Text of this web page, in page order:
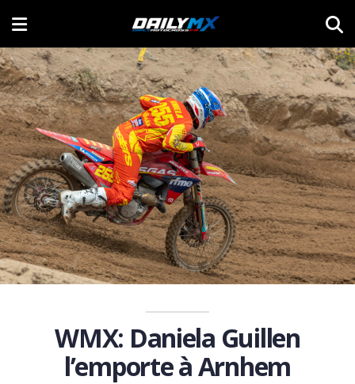
WMX: Daniela Guillen
l’emporte à Arnhem